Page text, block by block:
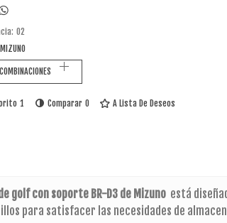
02
MIZUNO
1 Comparar 0 A Lista De Deseos
golf con soporte BR-D3 de Mizuno está
para satisfacer las necesidades de